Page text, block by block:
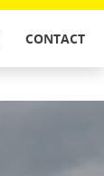
CONTACT